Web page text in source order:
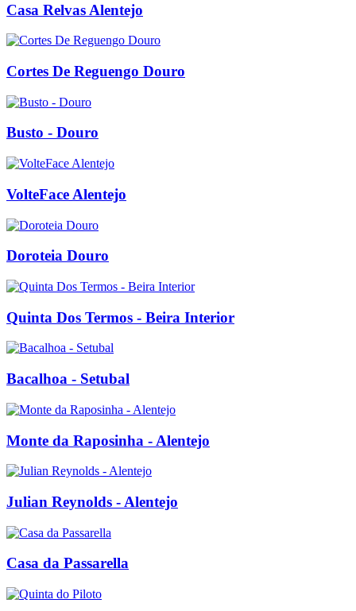
Casa Relvas Alentejo
Cortes De Reguengo Douro
Busto - Douro
VolteFace Alentejo
Doroteia Douro
Quinta Dos Termos - Beira Interior
Bacalhoa - Setubal
Monte da Raposinha - Alentejo
Julian Reynolds - Alentejo
Casa da Passarella